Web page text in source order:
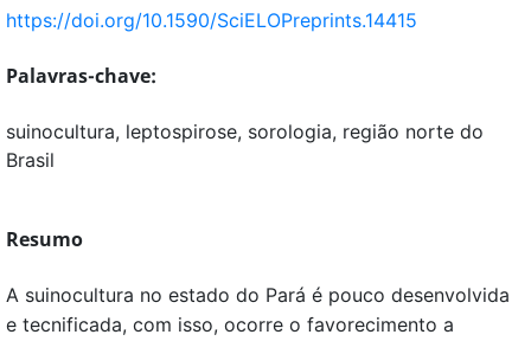
https://doi.org/10.1590/SciELOPreprints.14415
Palavras-chave:
suinocultura, leptospirose, sorologia, região norte do
Brasil
Resumo
A suinocultura no estado do Pará é pouco desenvolvida
e tecnificada, com isso, ocorre o favorecimento a